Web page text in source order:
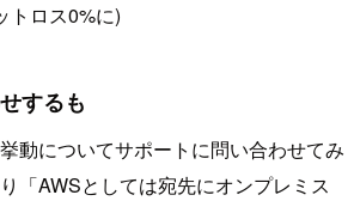
トロス0%に)
するも
動についてサポートに問い合わせてみ
「AWSとしては宛先にオンプレミス